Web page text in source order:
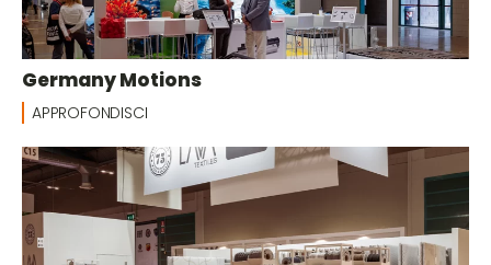
Germany Motions
APPROFONDISCI